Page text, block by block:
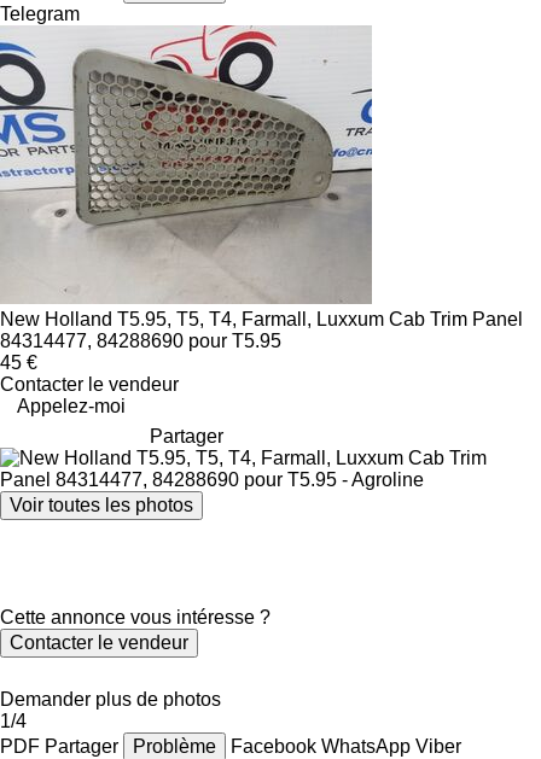
Telegram
New Holland T5.95, T5, T4, Farmall, Luxxum Cab Trim Panel
84314477, 84288690 pour T5.95
45 €
Contacter le vendeur
Appelez-moi
Partager
Voir toutes les photos
Cette annonce vous intéresse ?
Contacter le vendeur
Demander plus de photos
1/4
PDF Partager Problème Facebook WhatsApp Viber